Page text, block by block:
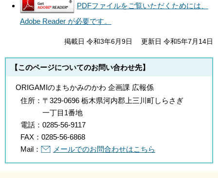
PDFファイルをご覧いただくためには、
Adobe Reader が必要です。
掲載日 令和3年6月9日 更新日 令和5年7月14日
【このページについてのお問い合わせ先】
ORIGAMIのまちかみのかわ 企画課 広報係
住所： 〒329-0696 栃木県河内郡上三川町しらさぎ
一丁目1番地
電話： 0285-56-9117
FAX： 0285-56-6868
Mail：
メールでのお問合わせはこちら